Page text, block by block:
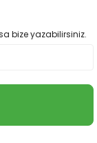
bize yazabilirsiniz.